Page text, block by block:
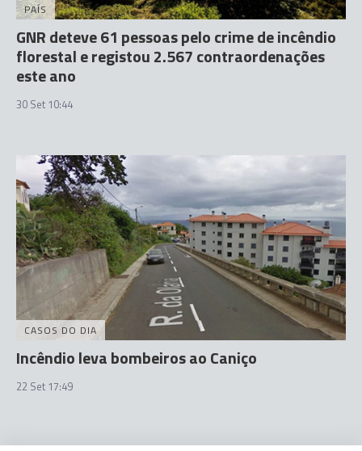
PAÍS
GNR deteve 61 pessoas pelo crime de incêndio
florestal e registou 2.567 contraordenações
este ano
30 Set 10:44
CASOS DO DIA
Incêndio leva bombeiros ao Caniço
22 Set 17:49